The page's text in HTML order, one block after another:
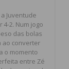
Juventude
4-2. Num jogo
das bolas
ao converter
o momento
entre Zé